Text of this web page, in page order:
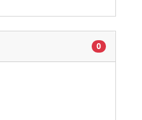
0